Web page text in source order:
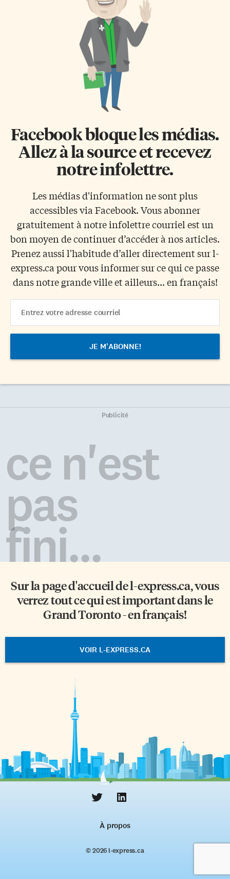
Facebook bloque les médias.
Allez à la source et recevez
notre infolettre.
Les médias d'information ne sont plus
accessibles via Facebook. Vous abonner
gratuitement à notre infolettre courriel est un
bon moyen de continuer d’accéder à nos articles.
Prenez aussi l'habitude d’aller directement sur l-
express.ca pour vous informer sur ce qui ce passe
dans notre grande ville et ailleurs... en français!
Address
Publicité
ce n'est
pas
fini...
Sur la page d'accueil del-express.ca, vous
verrez tout ce qui est important dans le
Grand Toronto - en français!
VOIR L-EXPRESS.CA
À propos
© 2026 l‑express.ca